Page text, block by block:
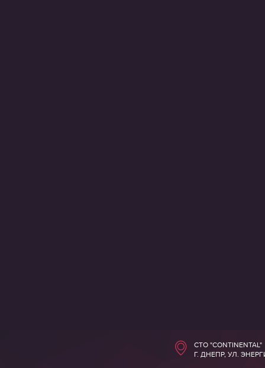
СТО "CONTINENTAL"
Г. ДНЕПР, УЛ.